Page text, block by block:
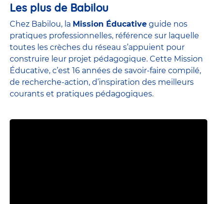
Les plus de Babilou
Chez Babilou, la Mission Éducative guide nos
pratiques professionnelles, référence sur laquelle
toutes les crèches du réseau s’appuient pour
construire leur projet pédagogique. Cette Mission
Éducative, c’est 16 années de savoir-faire compilé,
de recherche-action, d’inspiration des meilleurs
courants et pratiques pédagogiques.